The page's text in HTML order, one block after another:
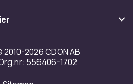
2026 CDON AB
556406-1702